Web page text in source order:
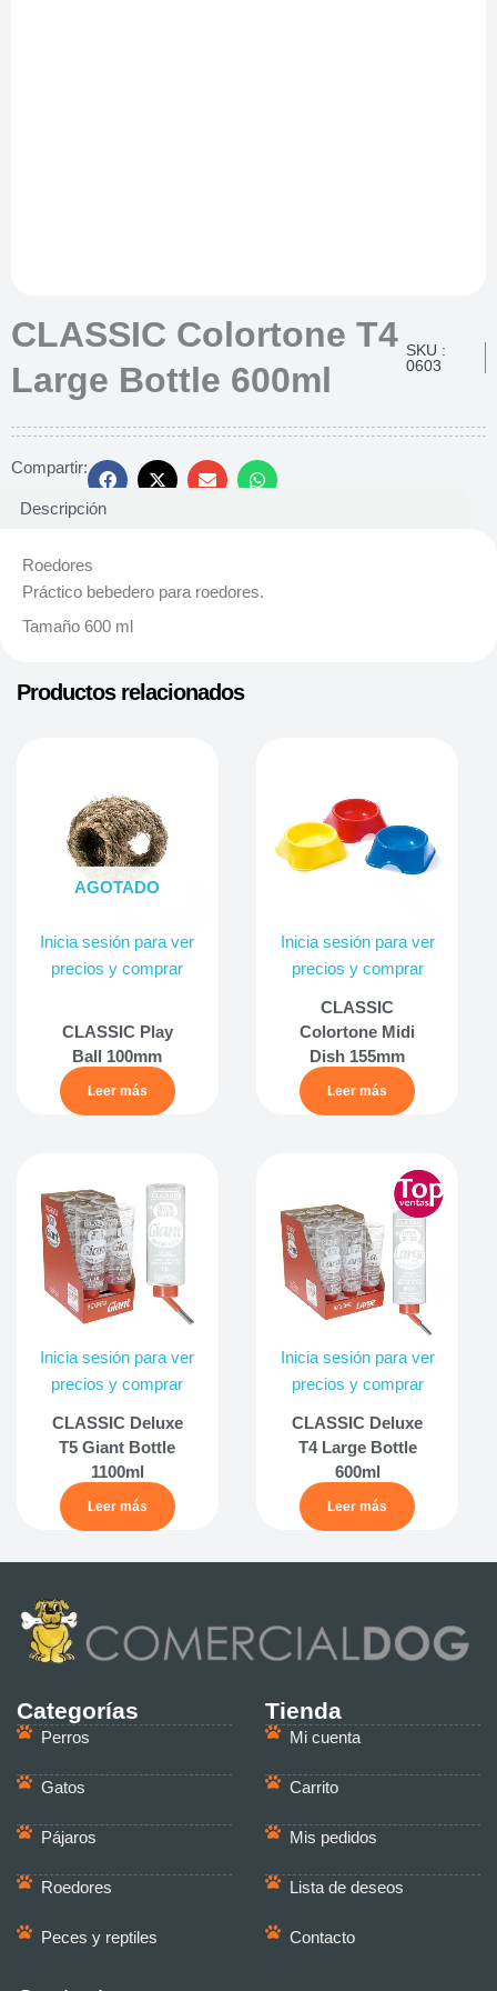
CLASSIC Colortone T4
Large Bottle 600ml
SKU :
0603
Compartir:
Descripción
Roedores
Práctico bebedero para roedores.
Tamaño 600 ml
Productos relacionados
AGOTADO
Inicia sesión para ver
precios y comprar
CLASSIC Play
Ball 100mm
Leer más
Inicia sesión para ver
precios y comprar
CLASSIC
Colortone Midi
Dish 155mm
Leer más
Inicia sesión para ver
precios y comprar
CLASSIC Deluxe
T5 Giant Bottle
1100ml
Leer más
Inicia sesión para ver
precios y comprar
CLASSIC Deluxe
T4 Large Bottle
600ml
Leer más
Categorías
Perros
Gatos
Pájaros
Roedores
Peces y reptiles
Tienda
Mi cuenta
Carrito
Mis pedidos
Lista de deseos
Contacto